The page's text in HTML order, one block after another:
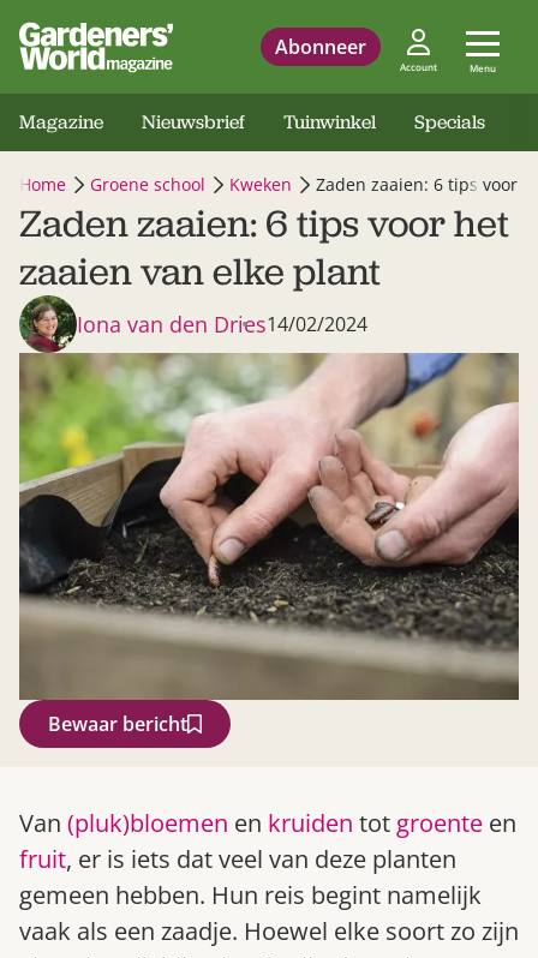
Abonneer
Account Menu
Magazine Nieuwsbrief Tuinwinkel Specials
Home Groene school Kweken Zaden zaaien: 6 tips voor
Zaden zaaien: 6 tips voor het
zaaien van elke plant
Iona van den Dries14/02/2024
Bewaar bericht
Van (pluk)bloemen en kruiden tot groente en
fruit, er is iets dat veel van deze planten
gemeen hebben. Hun reis begint namelijk
vaak als een zaadje. Hoewel elke soort zo zijn